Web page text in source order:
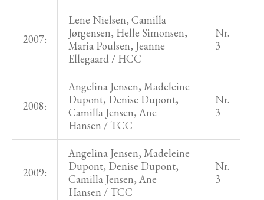
2007:
Lene Nielsen, Camilla
Jørgensen, Helle Simonsen,
Maria Poulsen, Jeanne
Ellegaard / HCC
Nr.
3
2008:
Angelina Jensen, Madeleine
Dupont, Denise Dupont,
Camilla Jensen, Ane
Hansen / TCC
Nr.
3
2009:
Angelina Jensen, Madeleine
Dupont, Denise Dupont,
Camilla Jensen, Ane
Hansen / TCC
Nr.
3